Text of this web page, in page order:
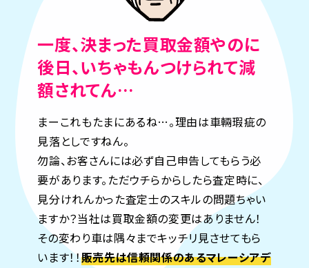
一度、決まった買取金額やのに
後日、いちゃもんつけられて減
額されてん…
まーこれもたまにあるね…。理由は車輛瑕疵の
見落としですねん。
勿論、お客さんには必ず自己申告してもらう必
要があります。ただウチらからしたら査定時に、
見分けれんかった査定士のスキルの問題ちゃい
ますか？当社は買取金額の変更はありません！
その変わり車は隅々までキッチリ見させてもら
います！！販売先は信頼関係のあるマレーシアデ